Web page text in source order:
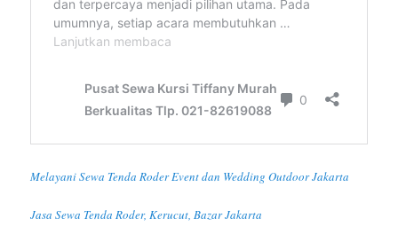
Melayani Sewa Tenda Roder Event dan Wedding Outdoor Jakarta
Jasa Sewa Tenda Roder, Kerucut, Bazar Jakarta